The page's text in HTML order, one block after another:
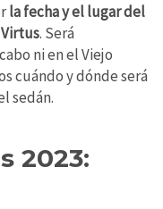
la fecha y el lugar del
. Será
ni en el Viejo
cuándo y dónde será
sedán.
2023: